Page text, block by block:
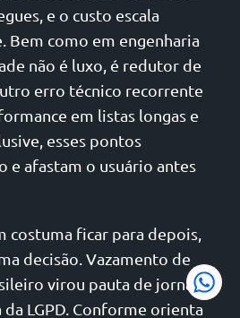
e o custo escala
Bem como em engenharia
não é luxo, é redutor de
erro técnico recorrente
em listas longas e
esses pontos
e afastam o usuário antes
costuma ficar para depois,
decisão. Vazamento de
virou pauta de jornal e
LGPD. Conforme orienta